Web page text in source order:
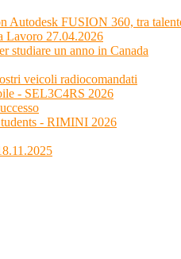
Autodesk FUSION 360, tra
Lavoro 27.04.2026
studiare un anno in Canada
veicoli radiocomandati
- SEL3C4RS 2026
- RIMINI 2026